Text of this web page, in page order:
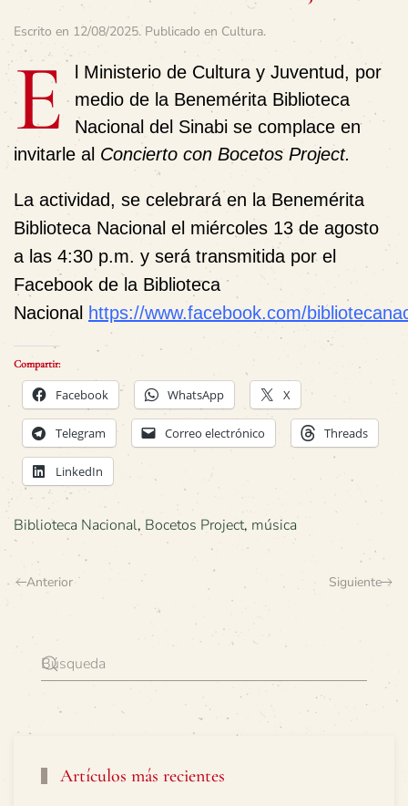
Escrito en 12/08/2025. Publicado en Cultura.
E
l Ministerio de Cultura y Juventud, por
medio de la Benemérita Biblioteca
Nacional del Sinabi se complace en
invitarle al Concierto con Bocetos Project.
La actividad, se celebrará en la Benemérita
Biblioteca Nacional el miércoles 13 de agosto
a las 4:30 p.m. y será transmitida por el
Facebook de la Biblioteca
Nacional https://www.facebook.com/
Compartir:
Facebook WhatsApp X
Telegram Correo electrónico Threads
LinkedIn
Biblioteca Nacional, Bocetos Project, música
Anterior Siguiente
Artículos más recientes